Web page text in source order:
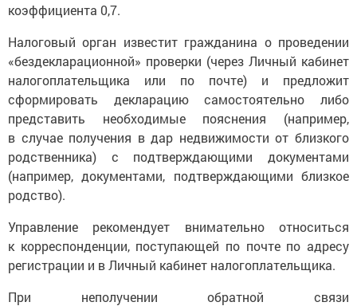
коэффициента 0,7.
Налоговый орган известит гражданина о проведении
«бездекларационной» проверки (через Личный кабинет
налогоплательщика или по почте) и предложит
сформировать декларацию самостоятельно либо
представить необходимые пояснения (например,
в случае получения в дар недвижимости от близкого
родственника) с подтверждающими документами
(например, документами, подтверждающими близкое
родство).
Управление рекомендует внимательно относиться
к корреспонденции, поступающей по почте по адресу
регистрации и в Личный кабинет налогоплательщика.
При неполучении обратной связи